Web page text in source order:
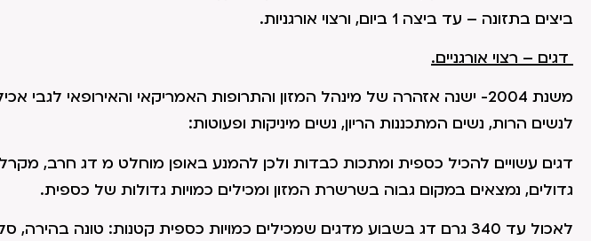
ביצים בתזונה – עד ביצה 1 ביום, ורצוי אורגניות.
דגים – רצוי אורגניים.
משנת 2004- ישנה אזהרה של מינהל המזון והתרופות האמריקאי והאירופאי
לנשים הרות, נשים המתכננות הריון, נשים מיניקות ופעוטות:
דגים עשויים להכיל כספית ומתכות כבדות ולכן להמנע באופן מוחלט מ דג חרב,
גדולים, נמצאים במקום גבוה בשרשרת המזון ומכילים כמויות גדולות של כספית.
לאכול עד 340 גרם דג בשבוע מדגים שמכילים כמויות כספית קטנות: טונה בהירה, סלמון וזהבון.